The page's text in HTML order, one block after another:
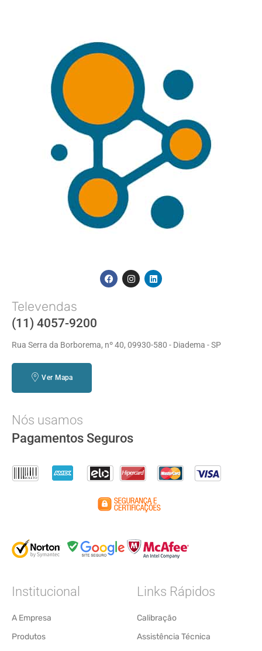
Televendas
(11) 4057-9200
Rua Serra da Borborema, nº 40, 09930-580 - Diadema - SP
Ver Mapa
Nós usamos
Pagamentos Seguros
Institucional
A Empresa
Produtos
Links Rápidos
Calibração
Assistência Técnica